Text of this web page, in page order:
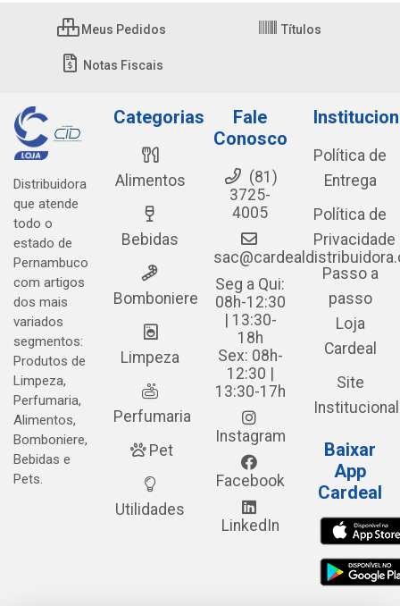
Meus Pedidos Títulos
Notas Fiscais
Distribuidora
que atende
todo o
estado de
Pernambuco
com artigos
dos mais
variados
segmentos:
Produtos de
Limpeza,
Perfumaria,
Alimentos,
Bomboniere,
Bebidas e
Pets.
Categorias
Alimentos
Bebidas
Bomboniere
Limpeza
Perfumaria
Pet
Utilidades
Fale
Conosco
(81)
3725-
4005
Seg a Qui:
08h-12:30
| 13:30-
18h
Sex: 08h-
12:30 |
13:30-17h
Instagram
Facebook
LinkedIn
Política de
Entrega
Política de
Privacidade
Passo a
passo
Loja
Cardeal
Site
Institucional
Baixar
App
Cardeal